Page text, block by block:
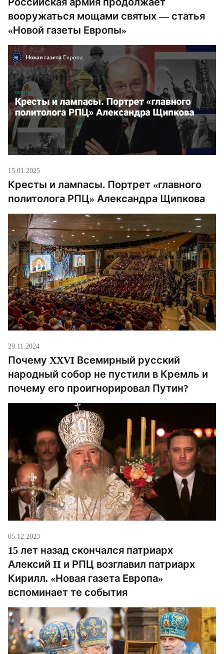
вооружаться мощами святых — статья
«Новой газеты Европы»
15.01.2025
Кресты и лампасы. Портрет «главного
политолога РПЦ» Александра Щипкова
29.11.2024
Почему XXVI Всемирный русский
народный собор не пустили в Кремль и
почему его проигнорировал Путин?
05.12.2023
15 лет назад скончался патриарх
Алексий II и РПЦ возглавил патриарх
Кирилл. «Новая газета Европа»
вспоминает те события